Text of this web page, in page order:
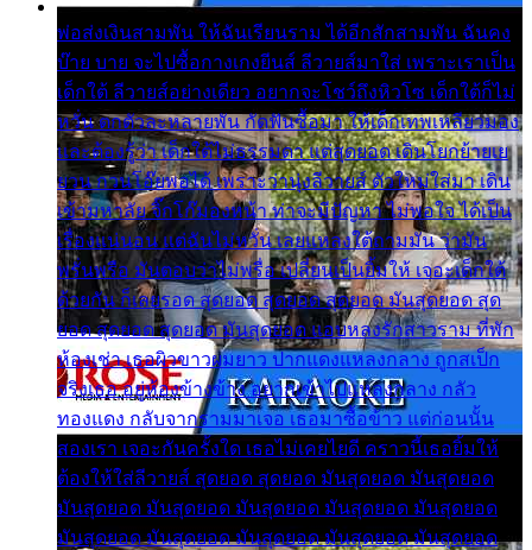
พ่อส่งเงินสามพัน ให้ฉันเรียนราม ได้อีกสักสามพัน ฉันคง
บ๊าย บาย จะไปซื้อกางเกงยีนส์ ลีวายส์มาใส่ เพราะเราเป็น
เด็กใต้ ลีวายส์อย่างเดียว อยากจะโชว์ถึงหิวโซ เด็กใต้ก็ไม่
หวั่น ตกตัวละหลายพัน กัดฟันซื้อมา ให้เด็กเทพเหลียวมอง
และต้องรู้ว่า เด็กใต้ไม่ธรรมดา แต่สุดยอด เดินโยกย้ายเย
ยวน กวนโอ๊ยพอได้ เพราะว่านุ่งลีวายส์ ตัวใหม่ใส่มา เดิน
เข้ามหาลัย จิ๊กโก๊มองหน้า ท่าจะมีปัญหา ไม่พอใจ ได้เป็น
เรื่องแน่นอน แต่ฉันไม่หวั่น เลยแหลงใต้ถามมัน ว่ามัน
พรั่นพรือ มันตอบว่าไม่พรื่อ เปลี่ยนเป็นยิ้มให้ เจอะเด็กใต้
ด้วยกัน ก็เลยรอด สุดยอด สุดยอด สุดยอด มันสุดยอด สุด
ยอด สุดยอด สุดยอด มันสุดยอด แอบหลงรักสาวราม ที่พัก
ห้องเช่า เธอผิวขาวผมยาว ปากแดงแหลงกลาง ถูกสเป็ก
จริงเธอ อยู่ห้องข้างข้าง อยากเข้าไปแหลงกลาง กลัว
ทองแดง กลับจากรามมาเจอ เธอมาซื้อข้าว แต่ก่อนนั้น
สองเรา เจอะกันครั้งใด เธอไม่เคยไยดี คราวนี้เธอยิ้มให้
ต้องให้ใส่ลีวายส์ สุดยอด สุดยอด มันสุดยอด มันสุดยอด
มันสุดยอด มันสุดยอด มันสุดยอด มันสุดยอด มันสุดยอด
มันสุดยอด มันสุดยอด มันสุดยอด มันสุดยอด มันสุดยอด